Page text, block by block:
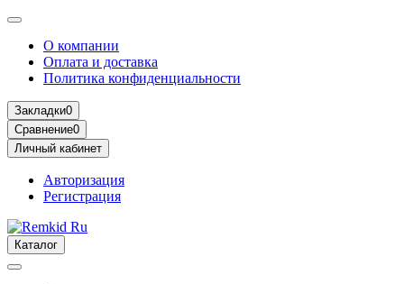
О компании
Оплата и доставка
Политика конфиденциальности
Закладки0
Сравнение0
Личный кабинет
Авторизация
Регистрация
Каталог